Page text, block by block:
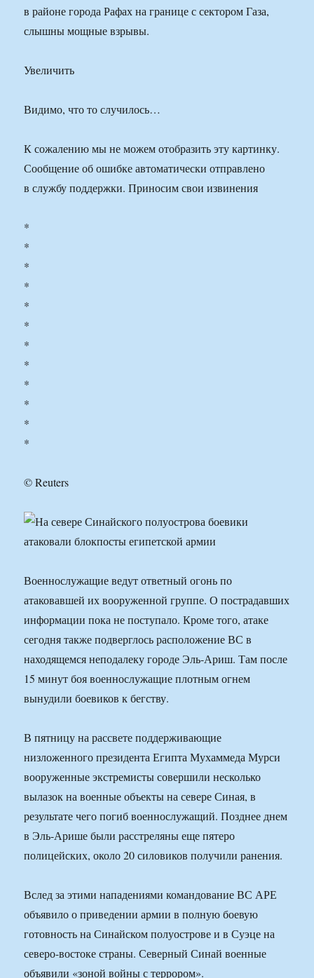
в районе города Рафах на границе с сектором Газа,
слышны мощные взрывы.
Увеличить
Видимо, что то случилось…
К сожалению мы не можем отобразить эту картинку.
Сообщение об ошибке автоматически отправлено
в службу поддержки. Приносим свои извинения
*
*
*
*
*
*
*
*
*
*
*
*
© Reuters
Военнослужащие ведут ответный огонь по
атаковавшей их вооруженной группе. О пострадавших
информации пока не поступало. Кроме того, атаке
сегодня также подверглось расположение ВС в
находящемся неподалеку городе Эль-Ариш. Там после
15 минут боя военнослужащие плотным огнем
вынудили боевиков к бегству.
В пятницу на рассвете поддерживающие
низложенного президента Египта Мухаммеда Мурси
вооруженные экстремисты совершили несколько
вылазок на военные объекты на севере Синая, в
результате чего погиб военнослужащий. Позднее днем
в Эль-Арише были расстреляны еще пятеро
полицейских, около 20 силовиков получили ранения.
Вслед за этими нападениями командование ВС АРЕ
объявило о приведении армии в полную боевую
готовность на Синайском полуострове и в Суэце на
северо-востоке страны. Северный Синай военные
объявили «зоной войны с террором».